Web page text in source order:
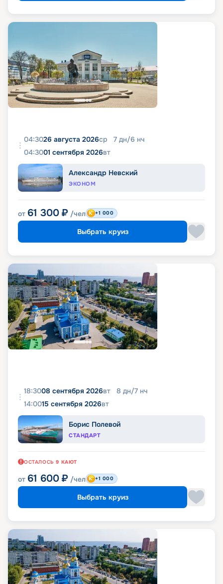
04:3026 августа 2026ср 7 дн/6 нч
04:3001 сентября 2026вт
Александр Невский
ЭКОНОМ
от 61 300 ₽ /чел +1 000
Выбрать круиз
18:3008 сентября 2026вт 8 дн/7 нч
14:0015 сентября 2026вт
Борис Полевой
СТАНДАРТ
ОСТАЛОСЬ 9 КАЮТ
от 61 600 ₽ /чел +1 000
Выбрать круиз